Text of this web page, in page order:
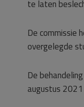
te laten
De commissie
overgelegde
De
augustus